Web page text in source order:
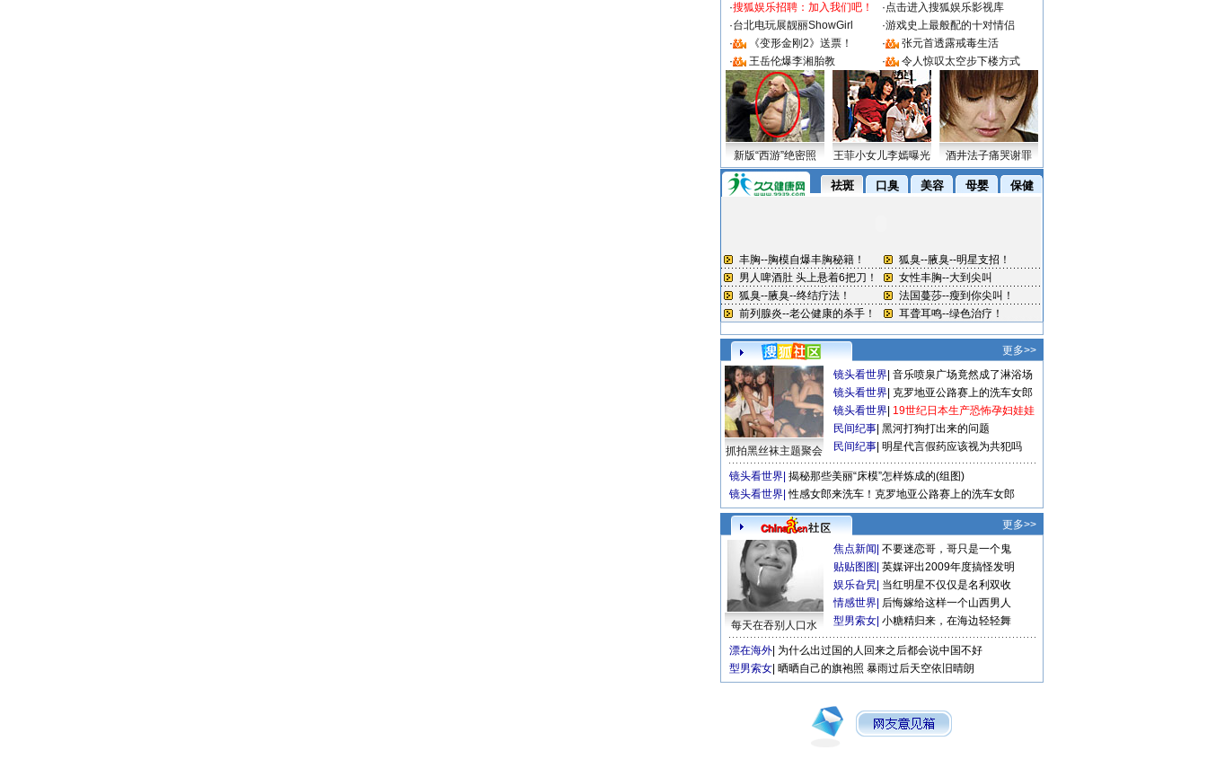
·搜狐娱乐招聘：加入我们吧！ ·点击进入搜狐娱乐影视库
·台北电玩展靓丽ShowGirl ·游戏史上最般配的十对情侣
·
《变形金刚2》送票！ ·
张元首透露戒毒生活
·
王岳伦爆李湘胎教 · 令人惊叹太空步下楼方式
新版“西游”绝密照 王菲小女儿李嫣曝光 酒井法子痛哭谢罪
更多>>
抓拍黑丝袜主题聚会
镜头看世界 音乐喷泉广场竟然成了淋浴场
镜头看世界 克罗地亚公路赛上的洗车女郎
镜头看世界 19世纪日本生产恐怖孕妇娃娃
民间纪事 黑河打狗打出来的问题
民间纪事 明星代言假药应该视为共犯吗
镜头看世界 揭秘那些美丽“床模”怎样炼成的(组图)
镜头看世界 性感女郎来洗车！克罗地亚公路赛上的洗车女郎
更多>>
每天在吞别人口水
焦点新闻 不要迷恋哥，哥只是一个鬼
贴贴图图 英媒评出2009年度搞怪发明
娱乐旮旯 当红明星不仅仅是名利双收
情感世界 后悔嫁给这样一个山西男人
型男索女 小糖精归来，在海边轻轻舞
漂在海外 为什么出过国的人回来之后都会说中国不好
型男索女 晒晒自己的旗袍照 暴雨过后天空依旧晴朗